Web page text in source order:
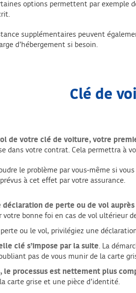
options permettent par exemple
supplémentaires peuvent
d’hébergement si besoin.
Clé de
de votre clé de voiture, votre
dans votre contrat. Cela permettra à
le problème par vous-même si
à cet effet par votre assurance.
déclaration de perte ou de vol
bonne foi en cas de vol ultérieur
ou le vol, privilégiez une
clé s’impose par la suite. La
pas de vous munir de la carte
le processus est nettement plus
carte grise et une pièce d’identité.